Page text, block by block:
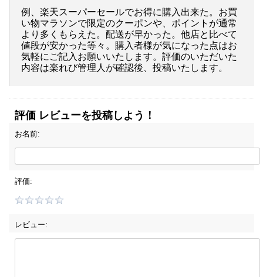
例、楽天スーパーセールでお得に購入出来た。お買
い物マラソンで限定のクーポンや、ポイントが通常
より多くもらえた。配送が早かった。他店と比べて
値段が安かった等々。購入者様が気になった点はお
気軽にご記入お願いいたします。評価のいただいた
内容は楽れび管理人が確認後、投稿いたします。
評価 レビューを投稿しよう！
お名前:
評価:
レビュー: